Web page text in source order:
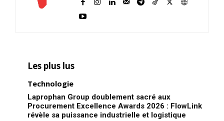
Insight Publications
À propos
Nous contacter
Formules d’abonnement
Les plus lus
Technologie
Laprophan Group doublement sacré aux
Procurement Excellence Awards 2026 : FlowLink
révèle sa puissance industrielle et logistique